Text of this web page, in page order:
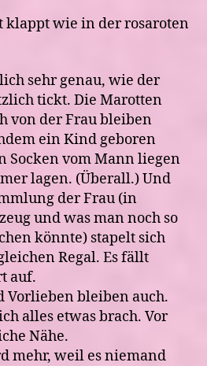
klappt wie in der rosaroten
sehr genau, wie der
tickt. Die Marotten
von der Frau bleiben
ein Kind geboren
Socken vom Mann liegen
lagen. (Überall.) Und
der Frau (in
und was man noch so
könnte) stapelt sich
Regal. Es fällt
auf.
Vorlieben bleiben auch.
alles etwas brach. Vor
Nähe.
mehr, weil es niemand